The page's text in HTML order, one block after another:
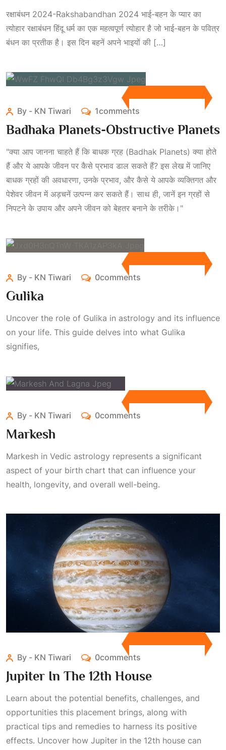
रक्षाबंधन 2024-Rakshabandhan 2024 भाई-बहन के प्यार का
त्योहार रक्षाबंधन हिंदू धर्म का एक महत्वपूर्ण त्योहार है जो भाई-बहन के पवित्र
बंधन का प्रतीक है। इस दिन बहनें अपने भाइयों की […]
By - KN Tiwari 1comments
Badhaka Planets-Obstructive Planets
"क्या आप जानना चाहते हैं कि बाधक ग्रह (Badhak Planets) क्या होते
हैं और ये आपके जीवन पर कैसे प्रभाव डाल सकते हैं? इस लेख में जानिए
बाधक ग्रहों की अवधारणा, उनके प्रभाव, और कैसे ये आपके व्यक्तिगत और
पेशेवर जीवन में अड़चनें उत्पन्न कर सकते हैं। साथ ही, जानें इन ग्रहों से
निपटने के उपाय और अपने जीवन को बेहतर बनाने के तरीके।"
By - KN Tiwari 0comments
Gulika
Uncover the role of Gulika in astrology and its influence
on your life. This guide delves into what Gulika
signifies,
By - KN Tiwari 0comments
Markesh
Markesh in Vedic astrology represents a significant
aspect of your birth chart that can influence your
health, longevity, and overall well-being.
By - KN Tiwari 0comments
Jupiter In The 12th House
Learn about the potential benefits, challenges, and
opportunities this placement brings, along with
practical tips and remedies to harness its positive
effects. Uncover how Jupiter in the 12th house can